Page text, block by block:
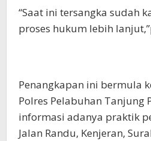
“Saat ini tersangka sudah
proses hukum lebih
Penangkapan ini bermula
Polres Pelabuhan Tanjung
informasi adanya praktik
Jalan Randu, Kenjeran,